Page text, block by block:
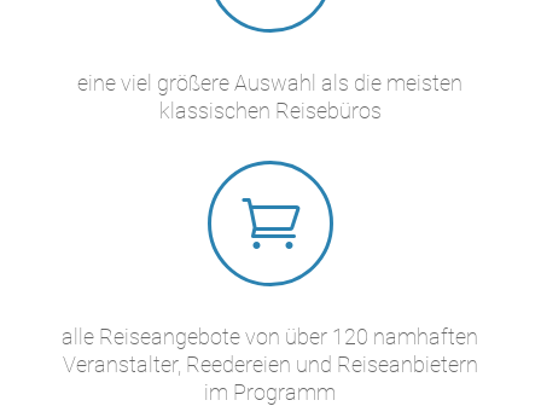
eine viel größere Auswahl als die meisten
klassischen Reisebüros

alle Reiseangebote von über 120 namhaften
Veranstalter, Reedereien und Reiseanbietern
im Programm